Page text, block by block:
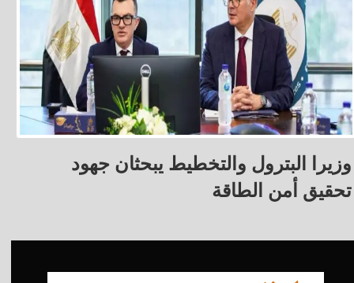
وزيرا البترول والتخطيط يبحثان جهود
تحقيق أمن الطاقة